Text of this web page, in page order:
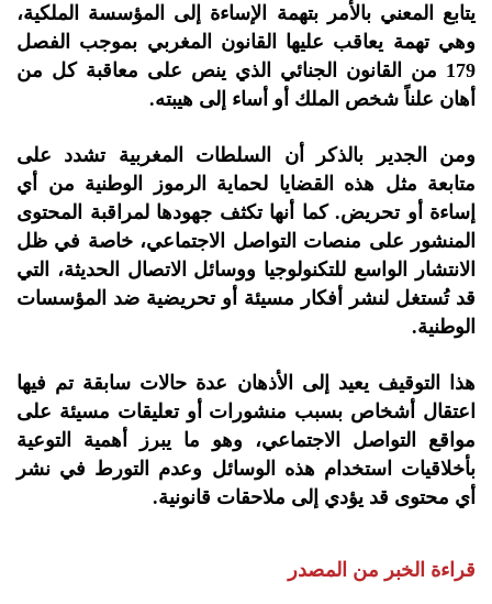
يتابع المعني بالأمر بتهمة الإساءة إلى المؤسسة الملكية،
وهي تهمة يعاقب عليها القانون المغربي بموجب الفصل
179 من القانون الجنائي الذي ينص على معاقبة كل من
أهان علناً شخص الملك أو أساء إلى هيبته.
ومن الجدير بالذكر أن السلطات المغربية تشدد على
متابعة مثل هذه القضايا لحماية الرموز الوطنية من أي
إساءة أو تحريض. كما أنها تكثف جهودها لمراقبة المحتوى
المنشور على منصات التواصل الاجتماعي، خاصة في ظل
الانتشار الواسع للتكنولوجيا ووسائل الاتصال الحديثة، التي
قد تُستغل لنشر أفكار مسيئة أو تحريضية ضد المؤسسات
الوطنية.
هذا التوقيف يعيد إلى الأذهان عدة حالات سابقة تم فيها
اعتقال أشخاص بسبب منشورات أو تعليقات مسيئة على
مواقع التواصل الاجتماعي، وهو ما يبرز أهمية التوعية
بأخلاقيات استخدام هذه الوسائل وعدم التورط في نشر
أي محتوى قد يؤدي إلى ملاحقات قانونية.
قراءة الخبر من المصدر